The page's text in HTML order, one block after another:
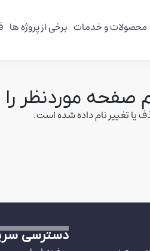
محصولات و خدمات برخی از پروژه ها
صفحه موردنظر را
یا تغییر نام داده شده است.
دسترسی